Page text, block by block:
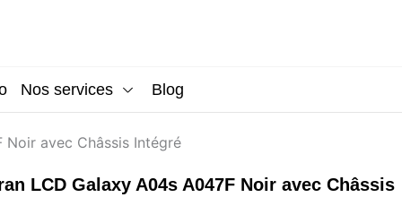
Nos services Blog
Noir avec Châssis Intégré
LCD Galaxy A04s A047F Noir avec Châssis